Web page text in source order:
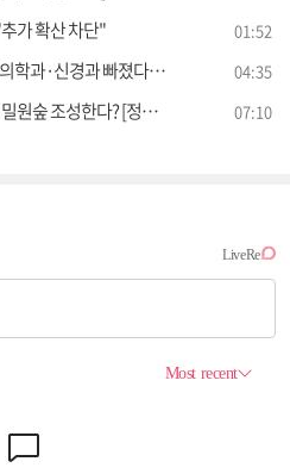
가 확산 차단" 01:52
과 빠졌다? [정책 바로보기] 04:35
성한다? [정책 바로보기] 07:10